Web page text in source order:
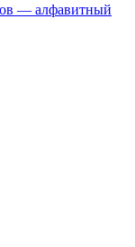
— алфавитный